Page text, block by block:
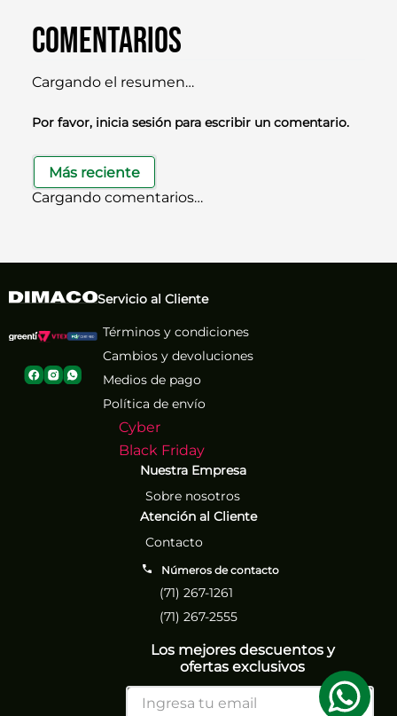
Comentarios
Cargando el resumen…
Por favor, inicia sesión para escribir un comentario.
Más reciente
Cargando comentarios…
Servicio al Cliente
Términos y condiciones
Cambios y devoluciones
Medios de pago
Política de envío
Cyber
Black Friday
Nuestra Empresa
Sobre nosotros
Atención al Cliente
Contacto
Números de contacto
(71) 267-1261
(71) 267-2555
Los mejores descuentos y
ofertas exclusivos